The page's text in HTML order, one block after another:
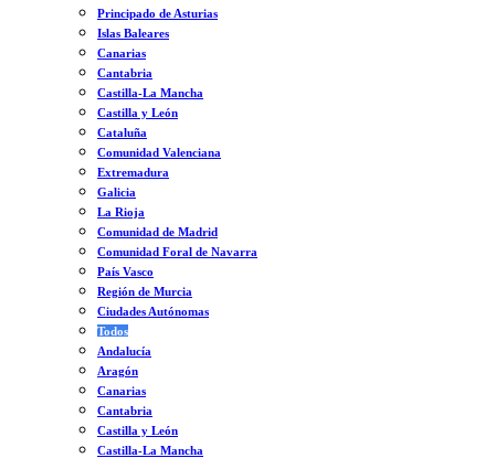
Principado de Asturias
Islas Baleares
Canarias
Cantabria
Castilla-La Mancha
Castilla y León
Cataluña
Comunidad Valenciana
Extremadura
Galicia
La Rioja
Comunidad de Madrid
Comunidad Foral de Navarra
País Vasco
Región de Murcia
Ciudades Autónomas
Todos
Andalucía
Aragón
Canarias
Cantabria
Castilla y León
Castilla-La Mancha